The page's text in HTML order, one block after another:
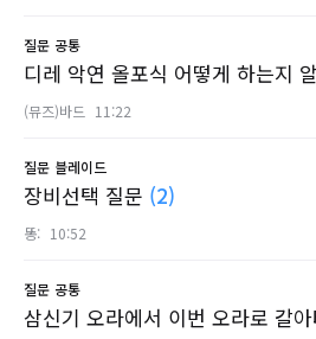
질문 공통
디레 악연 올포식 어떻게 하는지
(뮤즈)바드 11:22
질문 블레이드
장비선택 질문 (2)
똥: 10:52
질문 공통
삼신기 오라에서 이번 오라로 갈